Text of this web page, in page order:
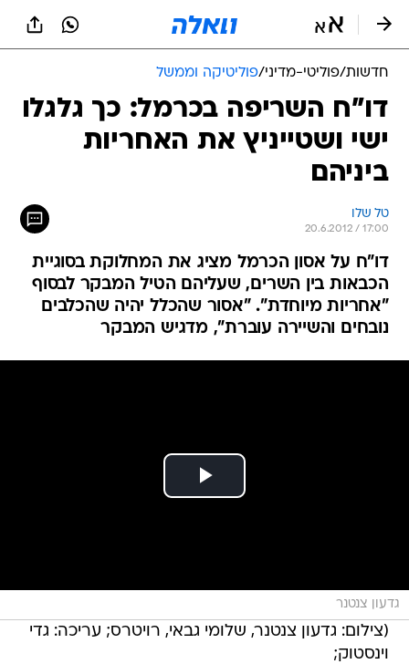
חדשות/פוליטי-מדיני/פוליטיקה וממשל
דו"ח השריפה בכרמל: כך גלגלו
ישי ושטייניץ את האחריות
ביניהם
טל שלו
20.6.2012 / 17:00
דו"ח על אסון הכרמל מציג את המחלוקת בסוגיית
הכבאות בין השרים, שעליהם הטיל המבקר לבסוף
"אחריות מיוחדת". "אסור שהכלל יהיה שהכלבים
נובחים והשיירה עוברת", מדגיש המבקר
גדעון צנטנר
(צילום: גדעון צנטנר, שלומי גבאי, רויטרס; עריכה: גדי
וינסטוק;